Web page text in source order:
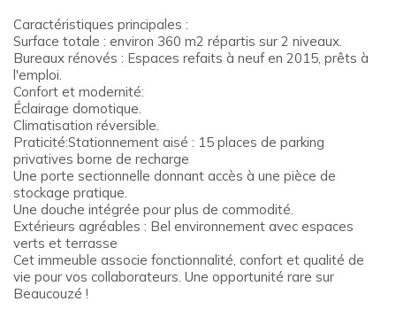
Caractéristiques principales :
Surface totale : environ 360 m2 répartis sur 2 niveaux.
Bureaux rénovés : Espaces refaits à neuf en 2015, prêts à
l'emploi.
Confort et modernité:
Éclairage domotique.
Climatisation réversible.
Praticité:Stationnement aisé : 15 places de parking
privatives borne de recharge
Une porte sectionnelle donnant accès à une pièce de
stockage pratique.
Une douche intégrée pour plus de commodité.
Extérieurs agréables : Bel environnement avec espaces
verts et terrasse
Cet immeuble associe fonctionnalité, confort et qualité de
vie pour vos collaborateurs. Une opportunité rare sur
Beaucouzé !